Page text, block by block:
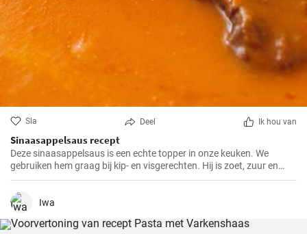
Sla Deel Ik hou van
Sinaasappelsaus recept
Deze sinaasappelsaus is een echte topper in onze keuken. We
gebruiken hem graag bij kip- en visgerechten. Hij is zoet, zuur en
heeft een frisse sinaasappelsmaak die elk gerecht pittiger maakt.
Iwa